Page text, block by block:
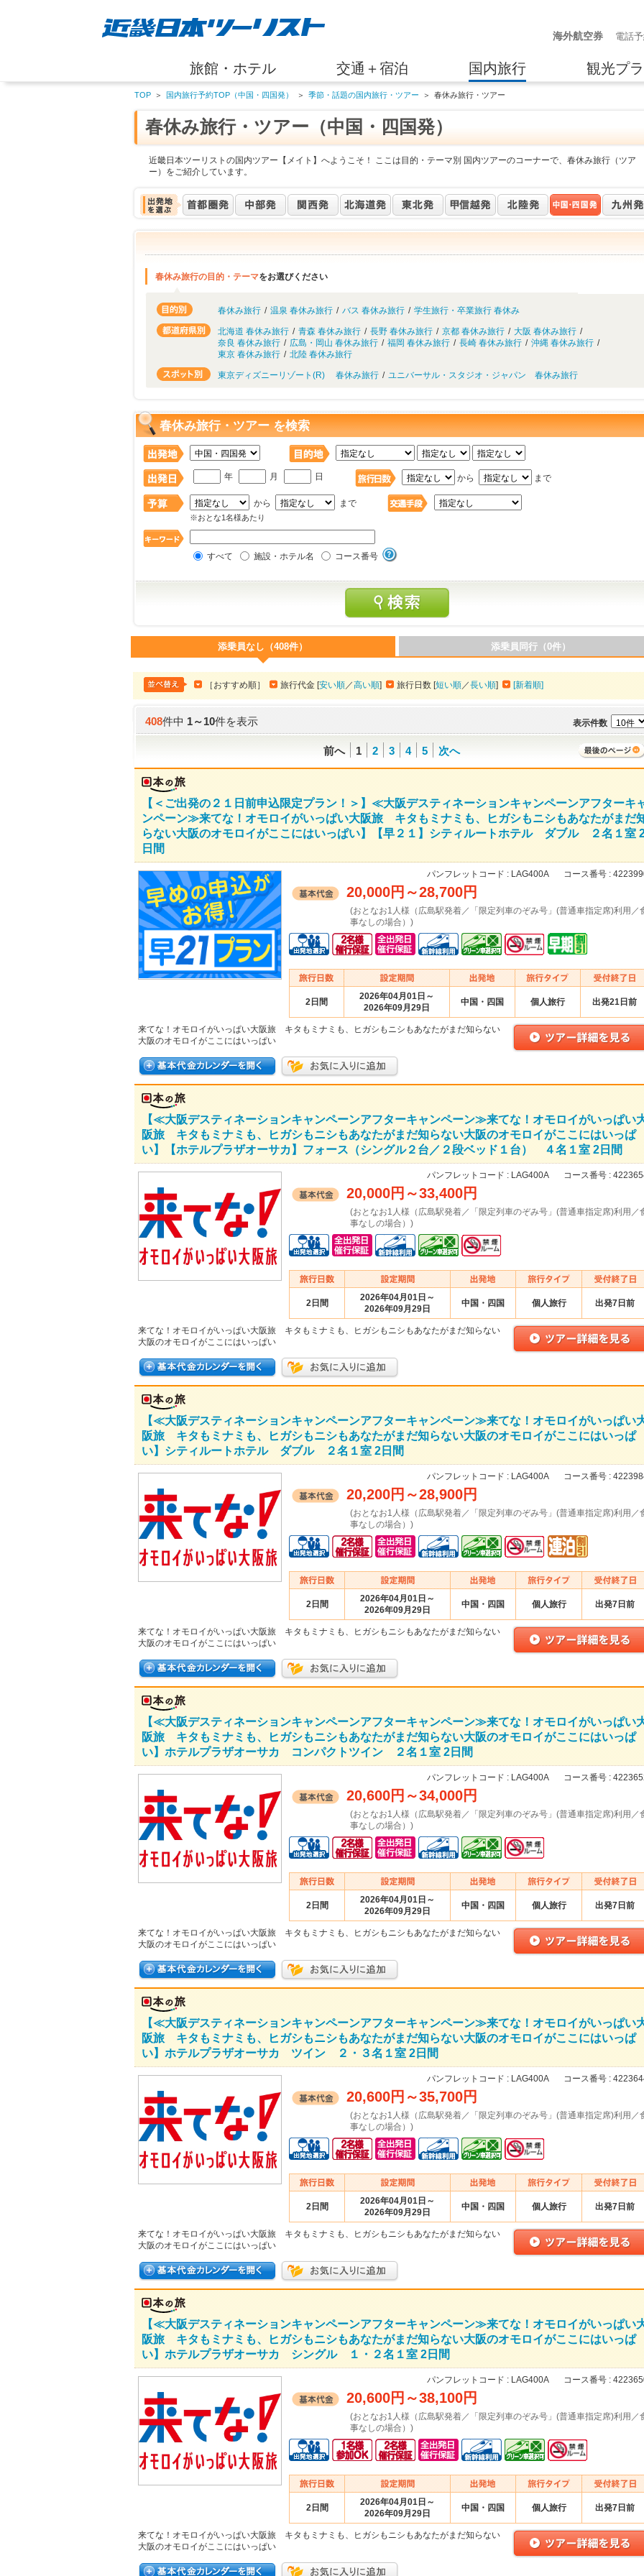
海外航空券
電話
旅館・ホテル 交通＋宿泊 国内旅行 観光プ
TOP ＞ 国内旅行予約TOP（中国・四国発） ＞ 季節・話題の国内旅行・ツアー ＞ 春休み旅行・ツアー
春休み旅行・ツアー（中国・四国発）
近畿日本ツーリストの国内ツアー【メイト】へようこそ！ ここは目的・テーマ別 国内ツアーのコーナーで、春休み旅行（ツア
ー）をご紹介しています。
春休み旅行の目的・テーマをお選びください
春休み旅行 / 温泉 春休み旅行 / バス 春休み旅行 / 学生旅行・卒業旅行 春休み
北海道 春休み旅行 / 青森 春休み旅行 / 長野 春休み旅行 / 京都 春休み旅行 / 大阪 春休み旅行 /
奈良 春休み旅行 / 広島・岡山 春休み旅行 / 福岡 春休み旅行 / 長崎 春休み旅行 / 沖縄 春休み旅行 /
東京 春休み旅行 / 北陸 春休み旅行
東京ディズニーリゾート(R) 春休み旅行 / ユニバーサル・スタジオ・ジャパン 春休み旅行
春休み旅行・ツアー を検索
年 月 日 から まで
から まで
※おとな1名様あたり
すべて 施設・ホテル名 コース番号
添乗員なし（408件） 添乗員同行（0件）
［おすすめ順］ 旅行代金 [安い順／高い順] 旅行日数 [短い順／長い順] [新着順]
408件中1～10件を表示 表示件数
前へ 1 2 3 4 5 次へ
【＜ご出発の２１日前申込限定プラン！＞】≪大阪デスティネーションキャンペーンアフターキ
ンペーン≫来てな！オモロイがいっぱい大阪旅 キタもミナミも、ヒガシもニシもあなたがまだ
らない大阪のオモロイがここにはいっぱい】【早２１】シティルートホテル ダブル ２名１室
日間
パンフレットコード : LAG400A コース番号 :
20,000円 ～28,700円
(おとなお1人様（広島駅発着／「限定列車のぞみ号」(普通車指定席)利用／
事なしの場合）)
2日間
2026年04月01日～
2026年09月29日
中国・四国 個人旅行 出発21日前
来てな！オモロイがいっぱい大阪旅 キタもミナミも、ヒガシもニシもあなたがまだ知らない
大阪のオモロイがここにはいっぱい
【≪大阪デスティネーションキャンペーンアフターキャンペーン≫来てな！オモロイがいっぱい
阪旅 キタもミナミも、ヒガシもニシもあなたがまだ知らない大阪のオモロイがここにはいっぱ
い】【ホテルプラザオーサカ】フォース（シングル２台／２段ベッド１台） ４名１室 2日間
パンフレットコード : LAG400A コース番号 :
20,000円 ～33,400円
(おとなお1人様（広島駅発着／「限定列車のぞみ号」(普通車指定席)利用／
事なしの場合）)
2日間
2026年04月01日～
2026年09月29日
中国・四国 個人旅行 出発7日前
来てな！オモロイがいっぱい大阪旅 キタもミナミも、ヒガシもニシもあなたがまだ知らない
大阪のオモロイがここにはいっぱい
【≪大阪デスティネーションキャンペーンアフターキャンペーン≫来てな！オモロイがいっぱい
阪旅 キタもミナミも、ヒガシもニシもあなたがまだ知らない大阪のオモロイがここにはいっぱ
い】シティルートホテル ダブル ２名１室 2日間
パンフレットコード : LAG400A コース番号 :
20,200円 ～28,900円
(おとなお1人様（広島駅発着／「限定列車のぞみ号」(普通車指定席)利用／
事なしの場合）)
2日間
2026年04月01日～
2026年09月29日
中国・四国 個人旅行 出発7日前
来てな！オモロイがいっぱい大阪旅 キタもミナミも、ヒガシもニシもあなたがまだ知らない
大阪のオモロイがここにはいっぱい
【≪大阪デスティネーションキャンペーンアフターキャンペーン≫来てな！オモロイがいっぱい
阪旅 キタもミナミも、ヒガシもニシもあなたがまだ知らない大阪のオモロイがここにはいっぱ
い】ホテルプラザオーサカ コンパクトツイン ２名１室 2日間
パンフレットコード : LAG400A コース番号 :
20,600円 ～34,000円
(おとなお1人様（広島駅発着／「限定列車のぞみ号」(普通車指定席)利用／
事なしの場合）)
2日間
2026年04月01日～
2026年09月29日
中国・四国 個人旅行 出発7日前
来てな！オモロイがいっぱい大阪旅 キタもミナミも、ヒガシもニシもあなたがまだ知らない
大阪のオモロイがここにはいっぱい
【≪大阪デスティネーションキャンペーンアフターキャンペーン≫来てな！オモロイがいっぱい
阪旅 キタもミナミも、ヒガシもニシもあなたがまだ知らない大阪のオモロイがここにはいっぱ
い】ホテルプラザオーサカ ツイン ２・３名１室 2日間
パンフレットコード : LAG400A コース番号 :
20,600円 ～35,700円
(おとなお1人様（広島駅発着／「限定列車のぞみ号」(普通車指定席)利用／
事なしの場合）)
2日間
2026年04月01日～
2026年09月29日
中国・四国 個人旅行 出発7日前
来てな！オモロイがいっぱい大阪旅 キタもミナミも、ヒガシもニシもあなたがまだ知らない
大阪のオモロイがここにはいっぱい
【≪大阪デスティネーションキャンペーンアフターキャンペーン≫来てな！オモロイがいっぱい
阪旅 キタもミナミも、ヒガシもニシもあなたがまだ知らない大阪のオモロイがここにはいっぱ
い】ホテルプラザオーサカ シングル １・２名１室 2日間
パンフレットコード : LAG400A コース番号 :
20,600円 ～38,100円
(おとなお1人様（広島駅発着／「限定列車のぞみ号」(普通車指定席)利用／
事なしの場合）)
2日間
2026年04月01日～
2026年09月29日
中国・四国 個人旅行 出発7日前
来てな！オモロイがいっぱい大阪旅 キタもミナミも、ヒガシもニシもあなたがまだ知らない
大阪のオモロイがここにはいっぱい